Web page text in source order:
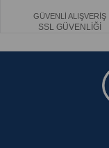
GÜVENLİ ALIŞVERİŞ
SSL GÜVENLİĞİ